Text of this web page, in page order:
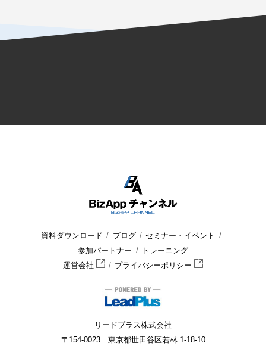
資料ダウンロード ブログ
セミナー・イベント
参加パートナー
トレーニング
運営会社
プライバシーポリシー
リードプラス株式会社
〒154-0023 東京都世田谷区若林 1-18-10